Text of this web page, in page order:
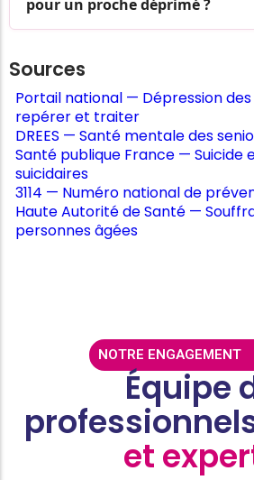
pour un proche déprimé ?
Sources
Portail national — Dépression
repérer et traiter
DREES — Santé mentale des
Santé publique France — Suicide
suicidaires
3114 — Numéro national de
Haute Autorité de Santé —
personnes âgées
NOTRE ENGAGEMENT
Équipe
et